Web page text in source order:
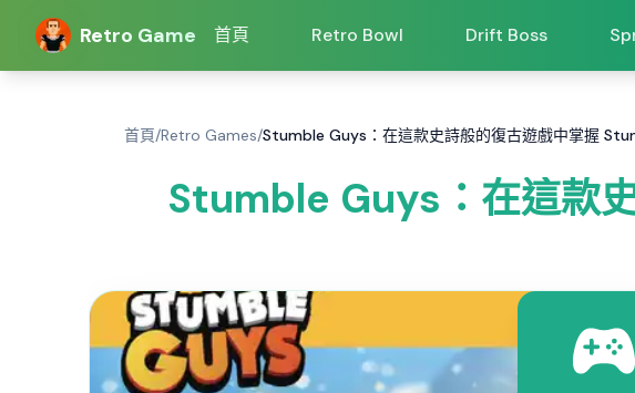
Retro Game 首頁 Retro Bowl Drift Boss
首頁/Retro Games/Stumble Guys：在這款史詩般的復古遊戲中掌握
Stumble Guys：在這款